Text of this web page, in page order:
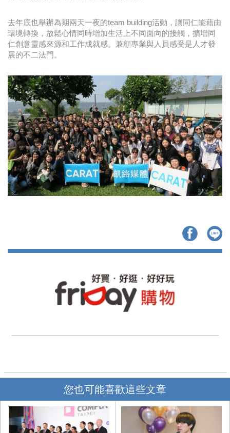
去年底也舉辦為期兩天一夜的team building活動，讓同仁能藉由
環境轉換，放鬆心情同時增加生活上不同面向的接觸，擴增同
仁創意靈感來源和工作成就感。兼顧專業與人員感受是人才發
展的不二法門。
您也可能喜歡這些文章